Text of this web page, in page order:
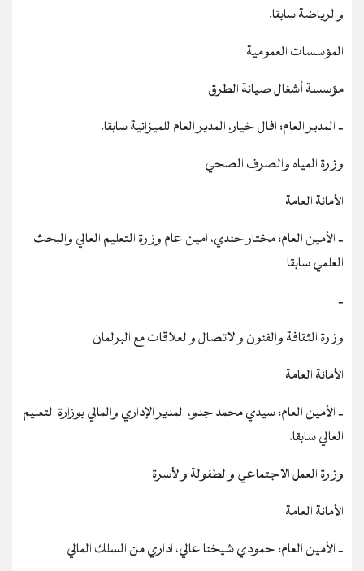
والرياضة سابقا.
المؤسسات العمومية
مؤسسة أشغال صيانة الطرق
‐ المدير العام: افال خيار، المدير العام للميزانية سابقا.
وزارة المياه والصرف الصحي
الأمانة العامة
‐ الأمين العام: مختار حندي، امين عام وزارة التعليم العالي والبحث
العلمي سابقا
‐
وزارة الثقافة والفنون والاتصال والعلاقات مع البرلمان
الأمانة العامة
‐ الأمين العام: سيدي محمد جدو، المدير الإداري والمالي بوزارة التعليم
العالي سابقا.
وزارة العمل الاجتماعي والطفولة والأسرة
الأمانة العامة
‐ الأمين العام: حمودي شيخنا عالي، اداري من السلك المالي